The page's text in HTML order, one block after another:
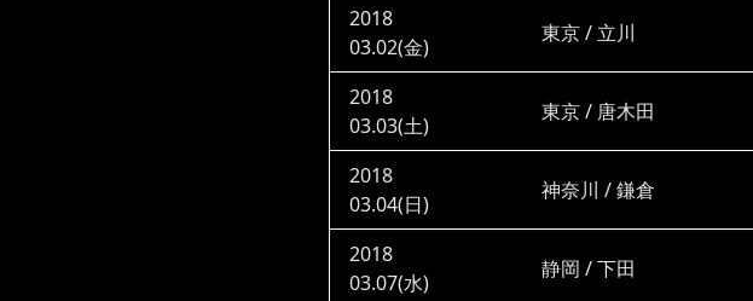
2018
03.02(金)
東京 / 立川
2018
03.03(土)
東京 / 唐木田
2018
03.04(日)
神奈川 / 鎌倉
2018
03.07(水)
静岡 / 下田